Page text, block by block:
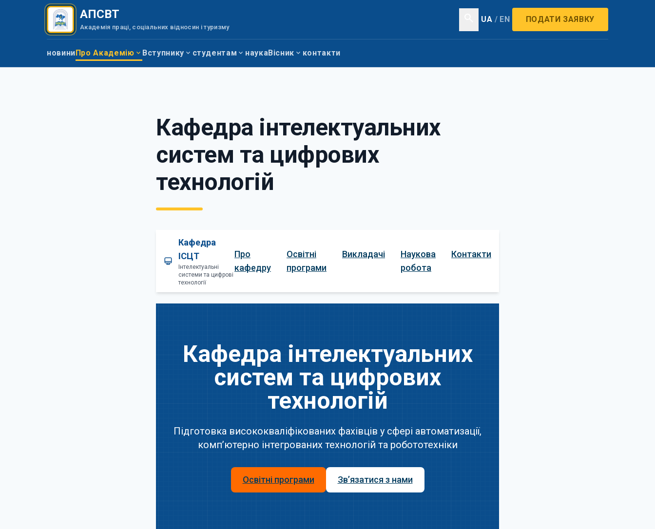
Перейти до вмісту
АПСВТ
Академія праці, соціальних відносин і туризму
UA / EN ПОДАТИ ЗАЯВКУ
новиниПро Академію Вступнику студентам наукаВісник контакти
Кафедра інтелектуальних
систем та цифрових
технологій
Кафедра
ІСЦТ
Інтелектуальні
системи та цифрові
технології
Про
кафедру
Освітні
програми
Викладачі
Наукова
робота
Контакти
Кафедра інтелектуальних
систем та цифрових
технологій
Підготовка висококваліфікованих фахівців у сфері автоматизації,
комп’ютерно інтегрованих технологій та робототехніки
Освітні програми Зв’язатися з нами